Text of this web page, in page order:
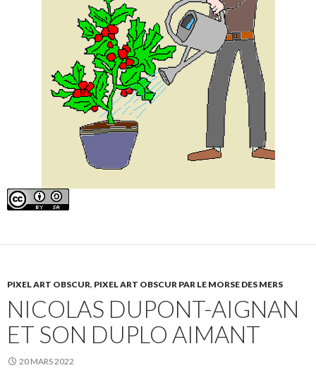
PIXEL ART OBSCUR, PIXEL ART OBSCUR PAR LE MORSE DES MERS
NICOLAS DUPONT-AIGNAN
ET SON DUPLO AIMANT
20 MARS 2022